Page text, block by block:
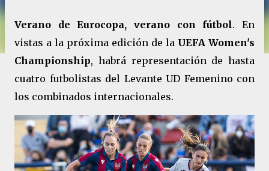
Verano de Eurocopa, verano con fútbol. En
vistas a la próxima edición de la UEFA Women's
Championship, habrá representación de hasta
cuatro futbolistas del Levante UD Femenino con
los combinados internacionales.